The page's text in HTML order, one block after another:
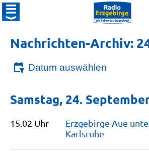
Nachrichten-Archiv:
Datum auswählen
Samstag, 24.
15.02 Uhr
Erzgebirge Aue
Karlsruhe